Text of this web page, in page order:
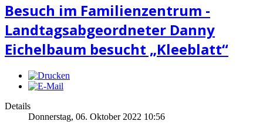
Besuch im Familienzentrum -
Landtagsabgeordneter Danny
Eichelbaum besucht „Kleeblatt“
Details
Donnerstag, 06. Oktober 2022 10:56